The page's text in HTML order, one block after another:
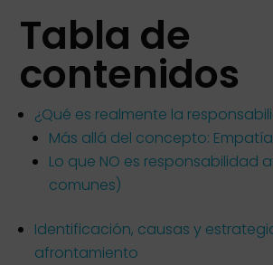
Tabla de
contenidos
¿Qué es realmente la
Más allá del concepto:
Lo que NO es responsabilidad
comunes)
Identificación, causas y
afrontamiento